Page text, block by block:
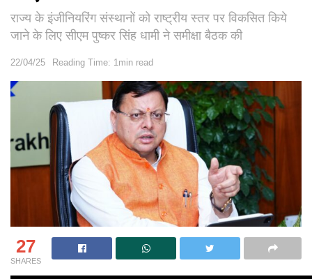
राज्य के इंजीनियरिंग संस्थानों को राष्ट्रीय स्तर पर विकसित किये
जाने के लिए सीएम पुष्कर सिंह धामी ने समीक्षा बैठक की
22/04/25 Reading Time: 1min read
27
SHARES